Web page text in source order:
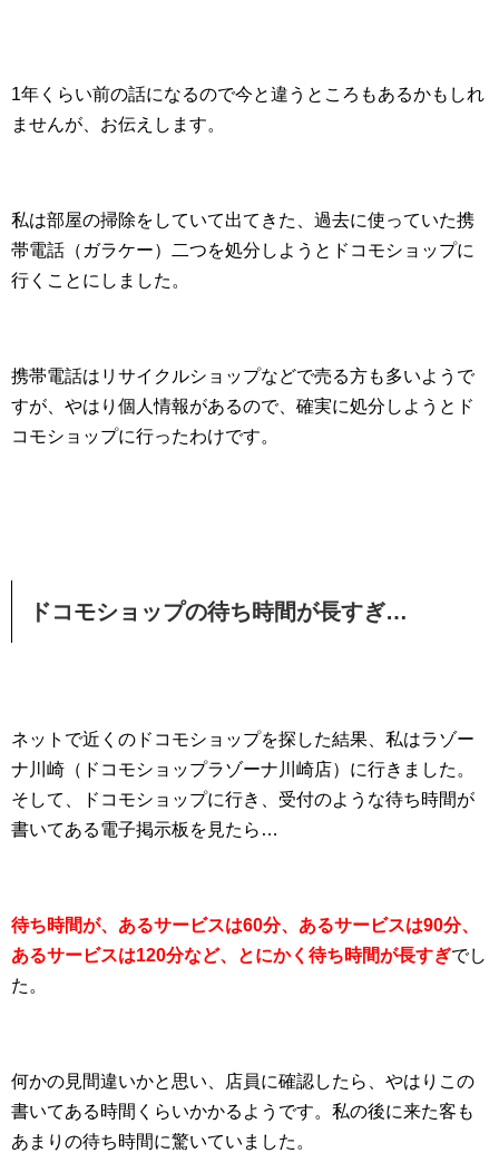
1年くらい前の話になるので今と違うところもあるかもしれ
ませんが、お伝えします。
私は部屋の掃除をしていて出てきた、過去に使っていた携
帯電話（ガラケー）二つを処分しようとドコモショップに
行くことにしました。
携帯電話はリサイクルショップなどで売る方も多いようで
すが、やはり個人情報があるので、確実に処分しようとド
コモショップに行ったわけです。
ドコモショップの待ち時間が長すぎ…
ネットで近くのドコモショップを探した結果、私はラゾー
ナ川崎（ドコモショップラゾーナ川崎店）に行きました。
そして、ドコモショップに行き、受付のような待ち時間が
書いてある電子掲示板を見たら…
待ち時間が、あるサービスは60分、あるサービスは90分、
あるサービスは120分など、とにかく待ち時間が長すぎでし
た。
何かの見間違いかと思い、店員に確認したら、やはりこの
書いてある時間くらいかかるようです。私の後に来た客も
あまりの待ち時間に驚いていました。